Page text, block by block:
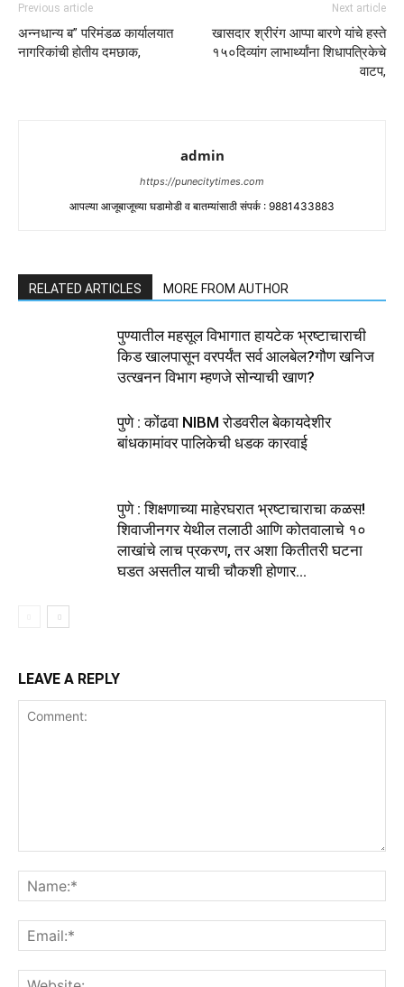
Previous article
अन्नधान्य ब” परिमंडळ कार्यालयात
नागरिकांची होतीय दमछाक,
Next article
खासदार श्रीरंग आप्पा बारणे यांचे हस्ते
१५०दिव्यांग लाभार्थ्यांना शिधापत्रिकेचे
वाटप,
admin
https://punecitytimes.com
आपल्या आजूबाजूच्या घडामोडी व बातम्यांसाठी संपर्क : 9881433883
RELATED ARTICLES MORE FROM AUTHOR
पुण्यातील महसूल विभागात हायटेक भ्रष्टाचाराची
किड खालपासून वरपर्यंत सर्व आलबेल?गौण खनिज
उत्खनन विभाग म्हणजे सोन्याची खाण?
पुणे : कोंढवा NIBM रोडवरील बेकायदेशीर
बांधकामांवर पालिकेची धडक कारवाई
पुणे : शिक्षणाच्या माहेरघरात भ्रष्टाचाराचा कळस!
शिवाजीनगर येथील तलाठी आणि कोतवालाचे १०
लाखांचे लाच प्रकरण, तर अशा कितीतरी घटना
घडत असतील याची चौकशी होणार...
LEAVE A REPLY